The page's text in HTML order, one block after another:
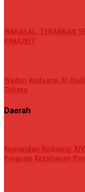
WAKASAL, TEKANKAN
PRAJURIT
Wadan Kodaeral XI
Trikora
Daerah
Komandan Kodaeral
Program Ketahanan